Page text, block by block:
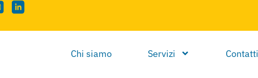
Chi siamo Servizi Contatti